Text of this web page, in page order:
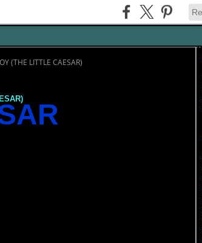
(THE LITTLE CAESAR)